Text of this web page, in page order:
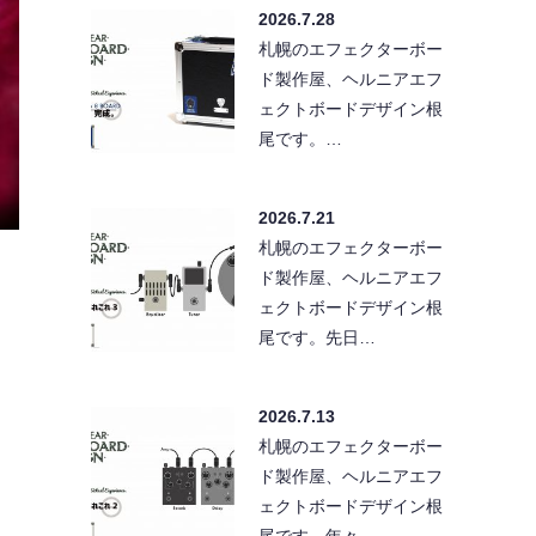
2026.7.28
札幌のエフェクターボー
ド製作屋、ヘルニアエフ
ェクトボードデザイン根
尾です。…
2026.7.21
札幌のエフェクターボー
ド製作屋、ヘルニアエフ
ェクトボードデザイン根
尾です。先日…
2026.7.13
札幌のエフェクターボー
ド製作屋、ヘルニアエフ
ェクトボードデザイン根